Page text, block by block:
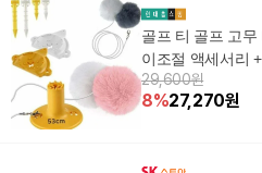
골프 티 골프 고
이조절 액세서리
29,600원
8%27,270원